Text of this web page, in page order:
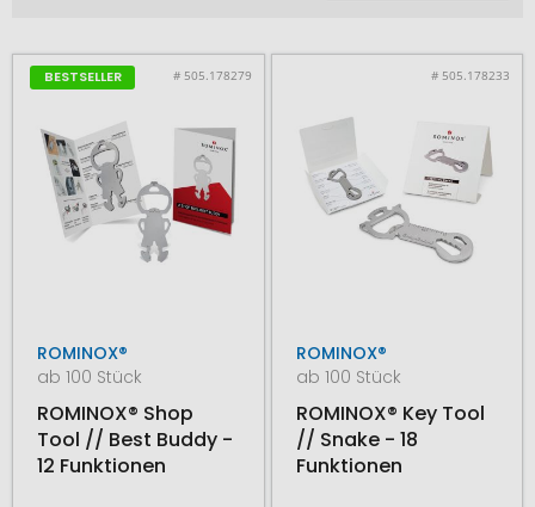
BESTSELLER # 505.178279
ROMINOX®
ab 100 Stück
ROMINOX® Shop
Tool // Best Buddy -
12 Funktionen
# 505.178233
ROMINOX®
ab 100 Stück
ROMINOX® Key Tool
// Snake - 18
Funktionen